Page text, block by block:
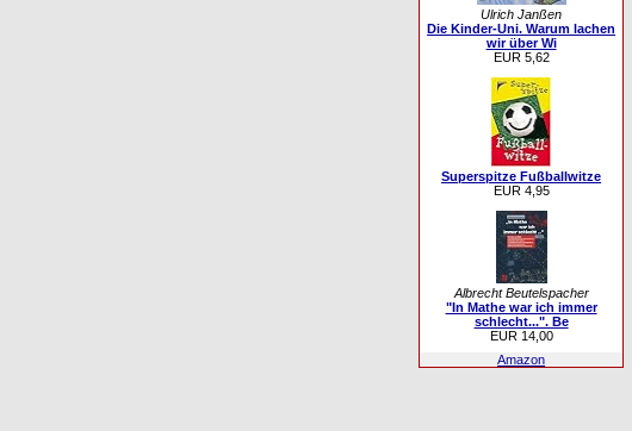
Ulrich Janßen
Die Kinder-Uni. Warum lachen
wir über Wi
EUR 5,62
Superspitze Fußballwitze
EUR 4,95
Albrecht Beutelspacher
"In Mathe war ich immer
schlecht...". Be
EUR 14,00
Amazon